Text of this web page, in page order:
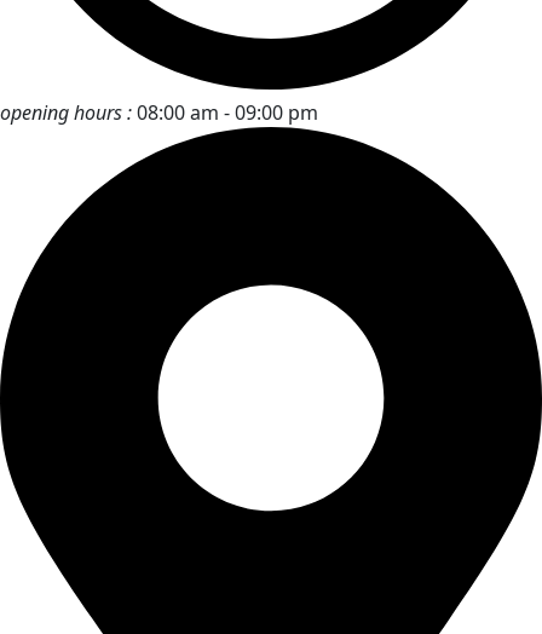
opening hours :08:00 am - 09:00 pm